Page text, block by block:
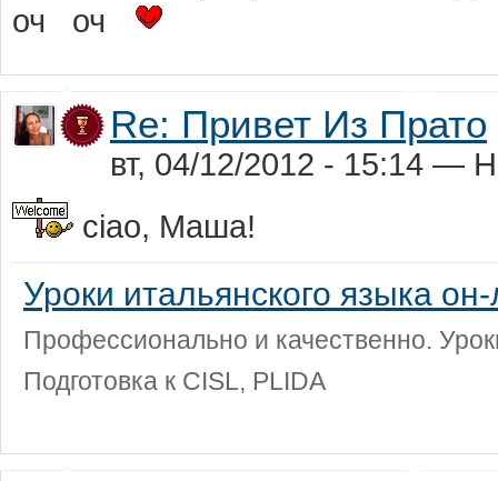
оч оч
Re: Привет Из Прато
вт, 04/12/2012 - 15:14 —
ciao, Маша!
Уроки итальянского языка
Профессионально и качественно.
Подготовка к CISL, PLIDA